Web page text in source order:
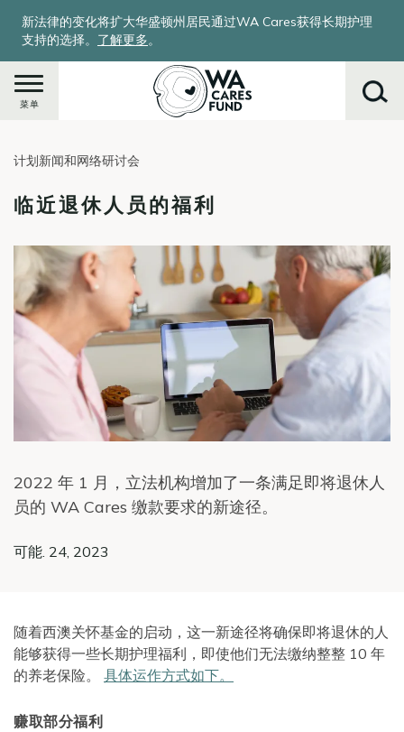
新法律的变化将扩大华盛顿州居民通过WA Cares获得长期护理
支持的选择。 了解更多。
菜单
计划新闻和网络研讨会
临近退休人员的福利
可能. 24, 2023
2022 年 1 月，立法机构增加了一条满足即将退休人
员的 WA Cares 缴款要求的新途径。
随着西澳关怀基金的启动，这一新途径将确保即将退休的人
能够获得一些长期护理福利，即使他们无法缴纳整整 10 年
的养老保险。 具体运作方式如下。
赚取部分福利